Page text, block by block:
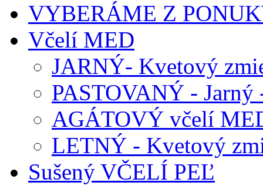
VYBERÁME Z
Včelí MED
JARNÝ- Kvetový
PASTOVANÝ -
AGÁTOVÝ včelí
LETNÝ - Kvetový
Sušený VČELÍ PEĽ